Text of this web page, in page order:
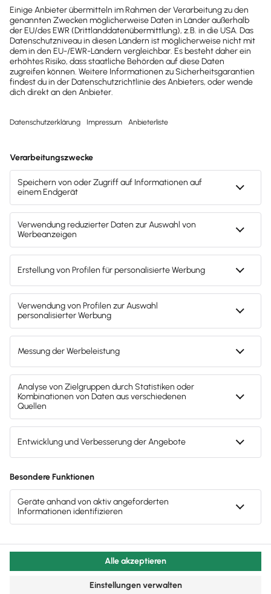
+ Lohn & Gehalt
0,00€ 0,00€
Lohn- &
Abrechnung aller
Vertragstypen und
Entgeltarten
Automatische Erstellung &
Versand der
SV-/Steuermeldungen
Gehälter integriert
Lohndokumente für alle
digital bereitstellen
Automatische Verbuchung
der Personalkosten
HGB-konformes
Dokumentenarchiv
Datenexport (DLS & euBP)
S
Starten
M
Starten
L
Impressum AGB Datenschutz